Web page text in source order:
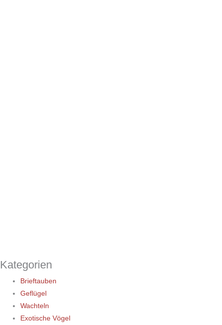
Kategorien
Brieftauben
Geflügel
Wachteln
Exotische Vögel